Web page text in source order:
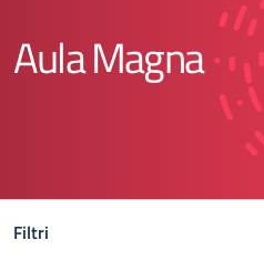
Aula Magna
Filtri